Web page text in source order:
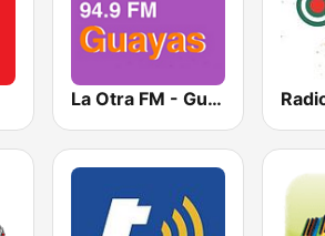
La Otra FM - Guayaquil